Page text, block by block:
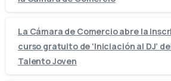
La Cámara de Comercio abre la
curso gratuito de ‘Iniciación al DJ’
Talento Joven